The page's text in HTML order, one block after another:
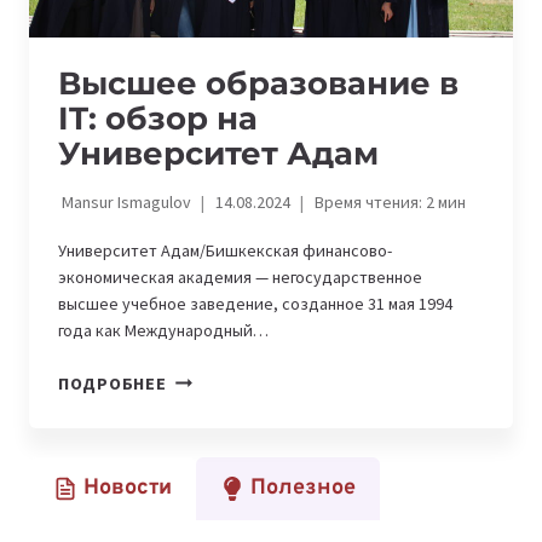
Высшее образование в
IT: обзор на
Университет Адам
Mansur Ismagulov 14.08.2024 Время чтения: 2мин
Университет Адам/Бишкекская финансово-
экономическая академия — негосударственное
высшее учебное заведение, созданное 31 мая 1994
года как Международный…
ПОДРОБНЕЕ ВЫСШЕЕ
ОБЗОР
Новости Полезное